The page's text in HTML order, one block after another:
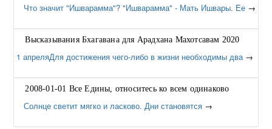
Что значит "Ишварамма"? "Ишварамма" - Мать Ишвары. Ее →
Высказывания Бхагавана для Арадхана Махотсавам 2020
1 апреляДля достижения чего-либо в жизни необходимы два→
2008-01-01 Все Едины, относитесь ко всем одинаково
Солнце светит мягко и ласково. Дни становятся →